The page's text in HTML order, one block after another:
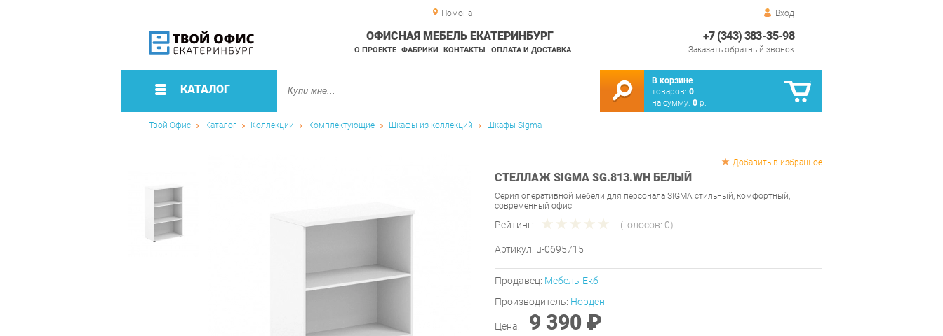
Помона Вход
+7 (343) 383-35-98
Заказать обратный звонок
ОФИСНАЯ МЕБЕЛЬ ЕКАТЕРИНБУРГ
О ПРОЕКТЕ ФАБРИКИ КОНТАКТЫ ОПЛАТА И ДОСТАВКА
КАТАЛОГ
В корзине
товаров: 0
на сумму: 0 р.
Твой Офис Каталог Коллекции Комплектующие Шкафы из коллекций Шкафы Sigma
Добавить в избранное
СТЕЛЛАЖ SIGMA SG.813.WH БЕЛЫЙ
Серия оперативной мебели для персонала SIGMA стильный, комфортный,
современный офис
Рейтинг: (голосов: 0)
Артикул: u-0695715
Продавец: Мебель-Екб
Производитель: Норден
Цена: 9 390 ₽